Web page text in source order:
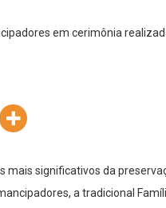
significativos da
a tradicional